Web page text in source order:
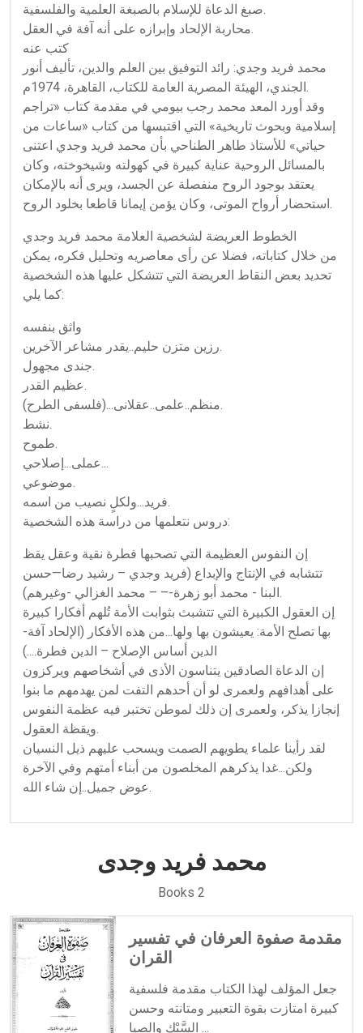
صبغ الدعاة للإسلام بالصبغة العلمية والفلسفية.
محاربة الإلحاد وإبرازه على أنه آفة في العقل.
كتب عنه
محمد فريد وجدي: رائد التوفيق بين العلم والدين، تأليف أنور
الجندي، الهيئة المصرية العامة للكتاب، القاهرة، 1974م.
وقد أورد المعد محمد رجب بيومي في مقدمة كتاب «تراجم
إسلامية وبحوث تاريخية» التي اقتبسها من كتاب «ساعات من
حياتي» للأستاذ طاهر الطناحي بأن محمد فريد وجدي اعتنى
بالمسائل الروحية عناية كبيرة في كهولته وشيخوخته، وكان
يعتقد بوجود الروح منفصلة عن الجسد، ويرى أنه بالإمكان
استحضار أرواح الموتى، وكان يؤمن إيمانا قاطعا بخلود الروح.
الخطوط العريضة لشخصية العلامة محمد فريد وجدي
من خلال كتاباته، فضلا عن رأى معاصريه وتحليل فكره، يمكن
تحديد بعض النقاط العريضة التي تتشكل عليها هذه الشخصية
كما يلي:
واثق بنفسه
رزين متزن حليم..يقدر مشاعر الآخرين.
جندى مجهول.
عظيم القدر.
منظم..علمى..عقلانى...(فلسفى الطرح).
نشط.
طموح.
عملى...إصلاحي...
موضوعي.
فريد...ولكلٍ نصيب من اسمه.
دروس نتعلمها من دراسة هذه الشخصية:
إن النفوس العظيمة التي تصحبها فطرة نقية وعقل يقظ
تتشابه في الإنتاج والإبداع (فريد وجدي – رشيد رضا—حسن
البنا - محمد أبو زهرة-– – محمد الغزالي -وغيرهم).
إن العقول الكبيرة التي تتشبث بثوابت الأمة تُلهم أفكارا كبيرة
بها تصلح الأمة: يعيشون بها ولها...من هذه الأفكار (الإلحاد آفة-
الدين أساس الإصلاح – الدين فطرة....)
إن الدعاة الصادقين يتناسون الأذى في أشخاصهم ويركزون
على أهدافهم ولعمرى لو أن أحدهم التفت لمن يهدمهم ما بنوا
إنجازا يذكر، ولعمرى إن ذلك لموطن تختبر فيه عظمة النفوس
ويقظة العقول.
لقد رأينا علماء يطويهم الصمت ويسحب عليهم ذيل النسيان
ولكن...غدا يذكرهم المخلصون من أبناء أمتهم وفي الآخرة
عوض جميل..إن شاء الله.
محمد فريد وجدى
Books 2
مقدمة صفوة العرفان في تفسير
القران
جعل المؤلف لهذا الكتاب مقدمة فلسفية
كبيرة امتازت بقوة التعبير ومتانته وحسن
السَّبْك والصيا ...